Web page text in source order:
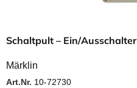
Schaltpult – Ein/Ausschalter
Märklin
Art.Nr. 10-72730